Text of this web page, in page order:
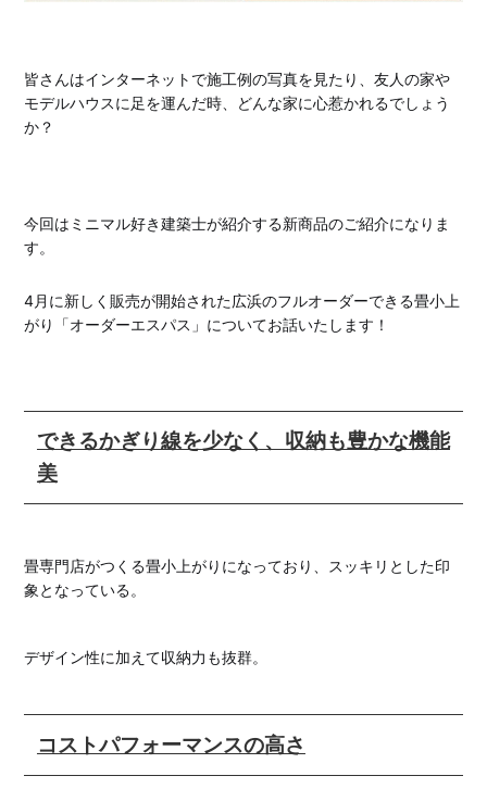
皆さんはインターネットで施工例の写真を見たり、友人の家や
モデルハウスに足を運んだ時、どんな家に心惹かれるでしょう
か？
今回はミニマル好き建築士が紹介する新商品のご紹介になりま
す。
4月に新しく販売が開始された広浜のフルオーダーできる畳小上
がり「オーダーエスパス」についてお話いたします！
できるかぎり線を少なく、収納も豊かな機能
美
畳専門店がつくる畳小上がりになっており、スッキリとした印
象となっている。
デザイン性に加えて収納力も抜群。
コストパフォーマンスの高さ